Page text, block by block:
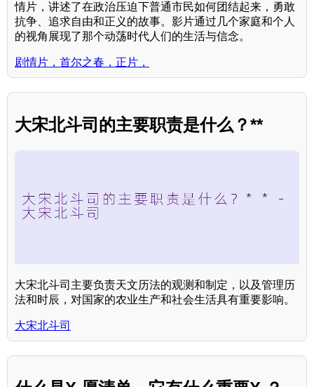
情片，讲述了在政治压迫下普通市民如何团结起来，勇敢
抗争、追求自由和正义的故事。影片通过几个家庭和个人
的视角展现了那个动荡时代人们的生活与信念。
剧情片，首尔之春，正片，
大宋北斗司的主要职责是什么？**
大宋北斗司主要负责天文历法的观测和制定，以及管理历
法和时辰，对国家的农业生产和社会生活具有重要影响。
大宋北斗司